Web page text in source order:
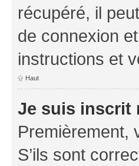
récupéré, il
de connexion
instructions et
Haut
Je suis inscrit
Premièrement,
S’ils sont